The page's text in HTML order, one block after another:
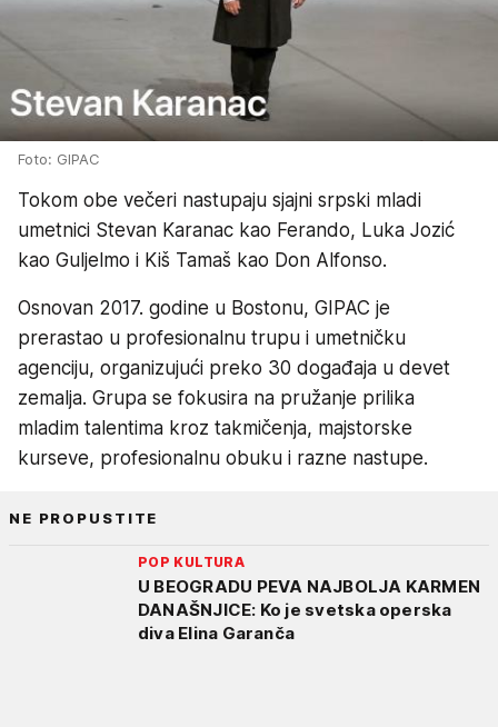
Foto: GIPAC
Tokom obe večeri nastupaju sjajni srpski mladi
umetnici Stevan Karanac kao Ferando, Luka Jozić
kao Guljelmo i Kiš Tamaš kao Don Alfonso.
Osnovan 2017. godine u Bostonu, GIPAC je
prerastao u profesionalnu trupu i umetničku
agenciju, organizujući preko 30 događaja u devet
zemalja. Grupa se fokusira na pružanje prilika
mladim talentima kroz takmičenja, majstorske
kurseve, profesionalnu obuku i razne nastupe.
NE PROPUSTITE
POP KULTURA
U BEOGRADU PEVA NAJBOLJA KARMEN
DANAŠNJICE: Ko je svetska operska
diva Elina Garanča